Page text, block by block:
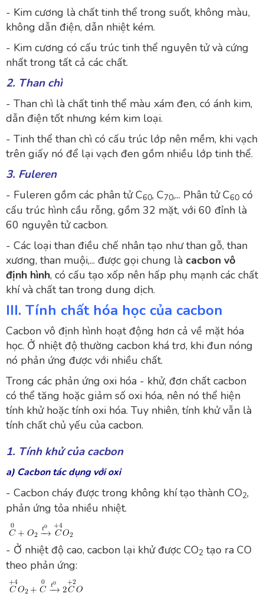
- Kim cương là chất tinh thể trong suốt, không màu,
không dẫn điện, dẫn nhiệt kém.
- Kim cương có cấu trúc tinh thể nguyên tử và cứng
nhất trong tất cả các chất.
2. Than chì
- Than chì là chất tinh thể màu xám đen, có ánh kim,
dẫn điện tốt nhưng kém kim loại.
- Tinh thể than chì có cấu trúc lớp nên mềm, khi vạch
trên giấy nó để lại vạch đen gồm nhiều lớp tinh thể.
3. Fuleren
- Fuleren gồm các phân tử C60, C70,... Phân tử C60 có
cấu trúc hình cầu rỗng, gồm 32 mặt, với 60 đỉnh là
60 nguyên tử cacbon.
- Các loại than điều chế nhân tạo như than gỗ, than
xương, than muội,... được gọi chung là cacbon vô
định hình, có cấu tạo xốp nên hấp phụ mạnh các chất
khí và chất tan trong dung dịch.
III. Tính chất hóa học của cacbon
Cacbon vô định hình hoạt động hơn cả về mặt hóa
học. Ở nhiệt độ thường cacbon khá trơ, khi đun nóng
nó phản ứng được với nhiều chất.
Trong các phản ứng oxi hóa - khử, đơn chất cacbon
có thể tăng hoặc giảm số oxi hóa, nên nó thể hiện
tính khử hoặc tính oxi hóa. Tuy nhiên, tính khử vẫn là
tính chất chủ yếu của cacbon.
1. Tính khử của cacbon
a) Cacbon tác dụng với oxi
- Cacbon cháy được trong không khí tạo thành CO2,
phản ứng tỏa nhiều nhiệt.
- Ở nhiệt độ cao, cacbon lại khử được CO2 tạo ra CO
theo phản ứng: